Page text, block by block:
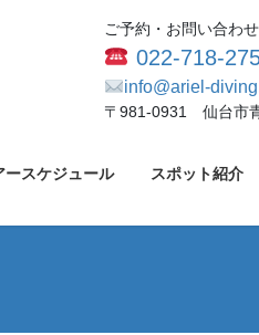
ご予約・お問い合わせ
022-718-
info@ariel-
〒981-0931 仙台市
ースケジュール スポット紹介